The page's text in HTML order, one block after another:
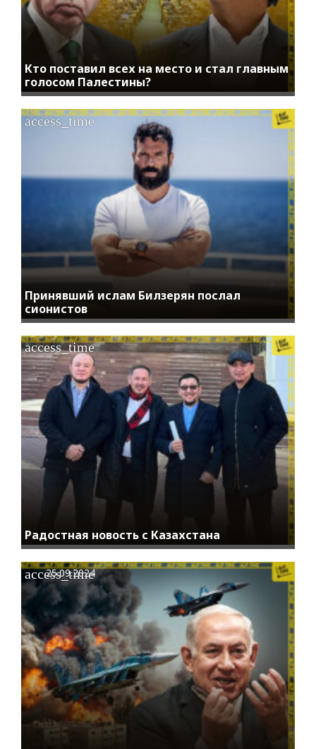
Кто поставил всех на место и стал главным
голосом Палестины?
Принявший ислам Билзерян послал
сионистов
access_time
Радостная новость с Казахстана
access_time
access_time
25.09.2024